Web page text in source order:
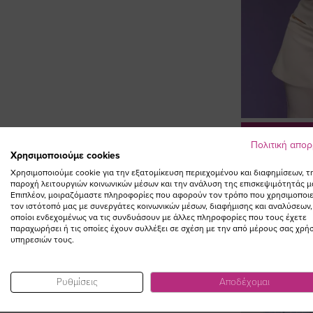
ΣΥΜΠΛΗΡΩΣΤΕ ΤΟ
LOOK
Παντελόνι
φούστα
75,00 €
Πολιτική
Χρησιμοποιούμε cookies
Χρησιμοποιούμε cookie για την εξατομίκευση περιεχομένου και διαφημίσεων,
παροχή λειτουργιών κοινωνικών μέσων και την ανάλυση της επισκεψιμότητάς
Επιπλέον, μοιραζόμαστε πληροφορίες που αφορούν τον τρόπο που
τον ιστότοπό μας με συνεργάτες κοινωνικών μέσων, διαφήμισης και αναλύσεων,
οποίοι ενδεχομένως να τις συνδυάσουν με άλλες πληροφορίες που τους έχετε
παραχωρήσει ή τις οποίες έχουν συλλέξει σε σχέση με την από μέρους σας
υπηρεσιών τους.
Ρυθμίσεις Αποδέχομαι